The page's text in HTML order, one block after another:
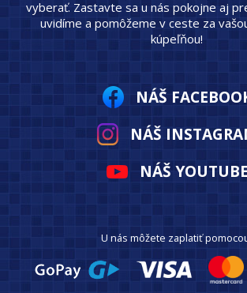
vyberať. Zastavte sa u nás pokojne aj
uvidíme a pomôžeme v ceste za
kúpeľňou!
NÁŠ
NÁŠ
NÁŠ YOUTUBE
U nás môžete zaplatiť